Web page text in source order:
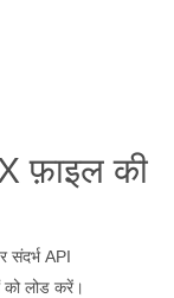
फ़ाइल की
संदर्भ API
को लोड करें।